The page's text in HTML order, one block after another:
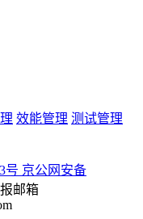
效能管理 测试管理
号 京公网安备
邮箱